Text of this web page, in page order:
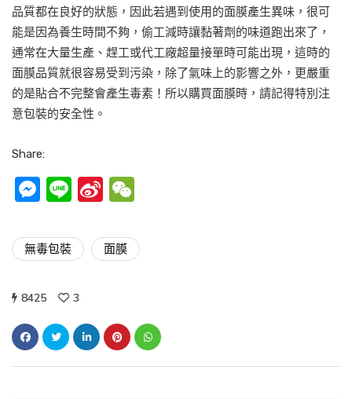
品質都在良好的狀態，因此若遇到使用的面膜產生異味，很可
能是因為養生時間不夠，偷工減時讓黏著劑的味道跑出來了，
通常在大量生產、趕工或代工廠超量接單時可能出現，這時的
面膜品質就很容易受到污染，除了氣味上的影響之外，更嚴重
的是貼合不完整會產生毒素！所以購買面膜時，請記得特別注
意包裝的安全性。
Share:
Messenger
LineSina
無毒包裝 面膜
8425 3